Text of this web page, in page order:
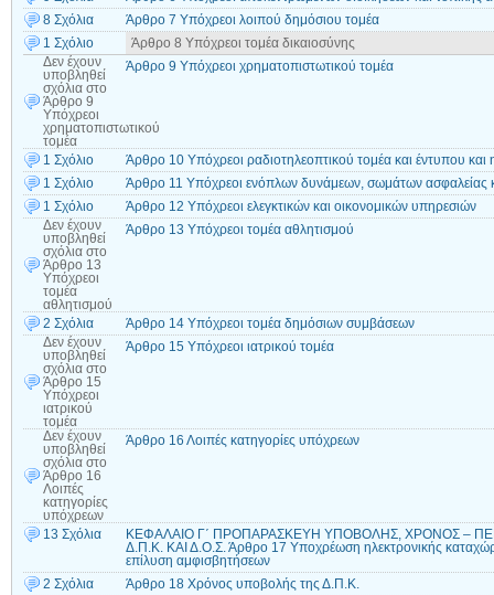
8 Σχόλια
Άρθρο 7 Υπόχρεοι λοιπού δημόσιου τομέα
1 Σχόλιο
Άρθρο 8 Υπόχρεοι τομέα δικαιοσύνης
Δεν έχουν
υποβληθεί
σχόλια στο
Άρθρο 9
Υπόχρεοι
χρηματοπιστωτικού
τομέα
Άρθρο 9 Υπόχρεοι χρηματοπιστωτικού τομέα
1 Σχόλιο
Άρθρο 10 Υπόχρεοι ραδιοτηλεοπτικού τομέα και έντυπου και
1 Σχόλιο
Άρθρο 11 Υπόχρεοι ενόπλων δυνάμεων, σωμάτων ασφαλείας
1 Σχόλιο
Άρθρο 12 Υπόχρεοι ελεγκτικών και οικονομικών υπηρεσιών
Δεν έχουν
υποβληθεί
σχόλια στο
Άρθρο 13
Υπόχρεοι
τομέα
αθλητισμού
Άρθρο 13 Υπόχρεοι τομέα αθλητισμού
2 Σχόλια
Άρθρο 14 Υπόχρεοι τομέα δημόσιων συμβάσεων
Δεν έχουν
υποβληθεί
σχόλια στο
Άρθρο 15
Υπόχρεοι
ιατρικού
τομέα
Άρθρο 15 Υπόχρεοι ιατρικού τομέα
Δεν έχουν
υποβληθεί
σχόλια στο
Άρθρο 16
Λοιπές
κατηγορίες
υπόχρεων
Άρθρο 16 Λοιπές κατηγορίες υπόχρεων
13 Σχόλια
ΚΕΦΑΛΑΙΟ Γ΄ ΠΡΟΠΑΡΑΣΚΕΥΗ ΥΠΟΒΟΛΗΣ, ΧΡΟΝΟΣ –
Δ.Π.Κ. ΚΑΙ Δ.Ο.Σ. Άρθρο 17 Υποχρέωση ηλεκτρονικής
επίλυση αμφισβητήσεων
2 Σχόλια
Άρθρο 18 Χρόνος υποβολής της Δ.Π.Κ.